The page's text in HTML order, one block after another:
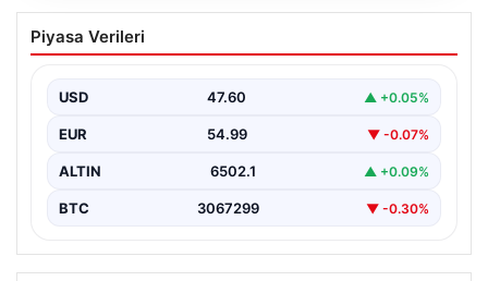
Altay Bayındır beklenen imzayı attı!
Yeni adresi şaşırttı
Piyasa Verileri
USD 47.60 ▲ +0.05%
EUR 54.99 ▼ -0.07%
ALTIN 6502.1 ▲ +0.09%
BTC 3067299 ▼ -0.30%